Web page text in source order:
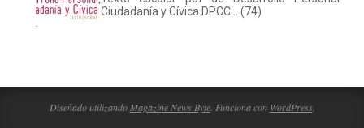
Ciudadanía y Cívica DPCC... (74)
Diseñado utilizando Magazine News Byte. Funciona con WordPress.